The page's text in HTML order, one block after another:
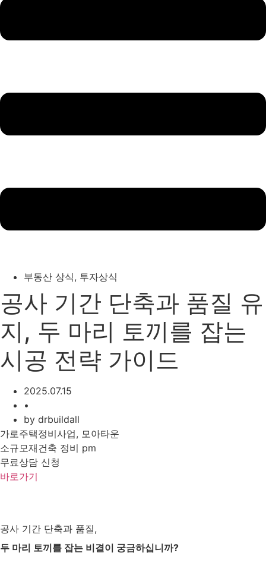
부동산 상식, 투자상식
공사 기간 단축과 품질 유
지, 두 마리 토끼를 잡는
시공 전략 가이드
2025.07.15
•
by drbuildall
가로주택정비사업, 모아타운
소규모재건축 정비 pm
무료상담 신청
바로가기
공사 기간 단축과 품질,
두 마리 토끼를 잡는 비결이 궁금하십니까?